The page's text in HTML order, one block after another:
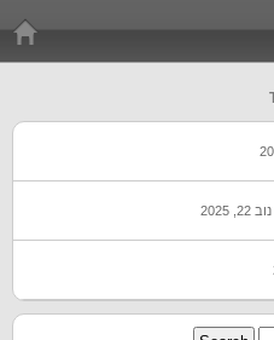
נוב 22, 2025